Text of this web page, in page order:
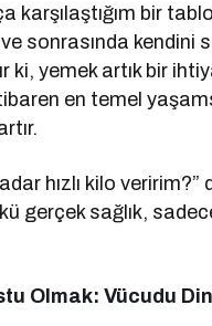
karşılaştığım bir
sonrasında kendini
ki, yemek artık bir
en temel
hızlı kilo
gerçek sağlık,
Olmak: Vücudu